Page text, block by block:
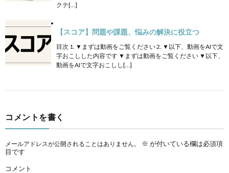
クテ[…]
【スコア】問題や課題、悩みの解決に役立つ
目次 1. ▼まずは動画をご覧ください 2. ▼以下、動画をAIで文
字おこしした内容です ▼まずは動画をご覧ください ▼以下、
動画をAIで文字おこしし[…]
コメントを書く
メールアドレスが公開されることはありません。 ※ が付いている欄は必須項
目です
コメント